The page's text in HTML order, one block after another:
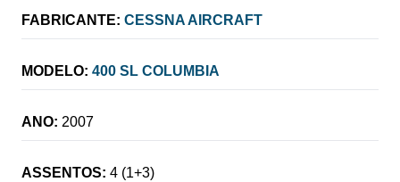
FABRICANTE: CESSNA AIRCRAFT
MODELO: 400 SL COLUMBIA
ANO: 2007
ASSENTOS: 4 (1+3)